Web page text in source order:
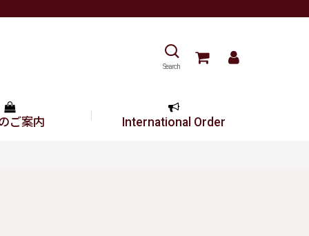
Search
ご案内 International Order